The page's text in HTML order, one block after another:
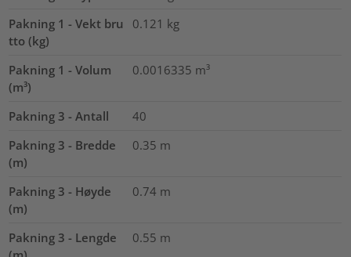
Pakning 1 - Vekt bru
tto (kg)
0.121 kg
Pakning 1 - Volum
(m³)
0.0016335 m³
Pakning 3 - Antall
40
Pakning 3 - Bredde
(m)
0.35 m
Pakning 3 - Høyde
(m)
0.74 m
Pakning 3 - Lengde
0.55 m